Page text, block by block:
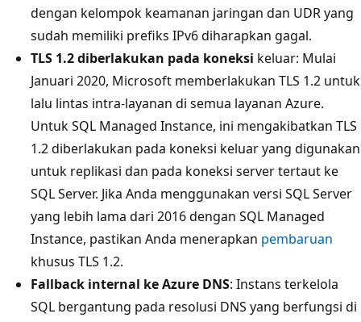
dengan kelompok keamanan jaringan dan UDR yang
sudah memiliki prefiks IPv6 diharapkan gagal.
TLS 1.2 diberlakukan pada koneksi keluar: Mulai
Januari 2020, Microsoft memberlakukan TLS 1.2 untuk
lalu lintas intra-layanan di semua layanan Azure.
Untuk SQL Managed Instance, ini mengakibatkan TLS
1.2 diberlakukan pada koneksi keluar yang digunakan
untuk replikasi dan pada koneksi server tertaut ke
SQL Server. Jika Anda menggunakan versi SQL Server
yang lebih lama dari 2016 dengan SQL Managed
Instance, pastikan Anda menerapkan pembaruan
khusus TLS 1.2.
Fallback internal ke Azure DNS: Instans terkelola
SQL bergantung pada resolusi DNS yang berfungsi di